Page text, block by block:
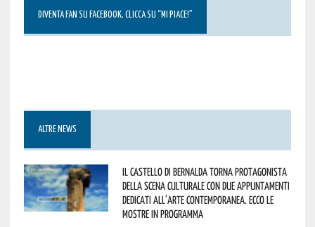
DIVENTA FAN SU FACEBOOK, CLICCA SU “MI PIACE!”
ALTRE NEWS
Il Castello di Bernalda torna protagonista
della scena culturale con due appuntamenti
dedicati all’arte contemporanea. Ecco le
mostre in programma